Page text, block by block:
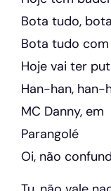
Bota tudo,
Bota tudo
Hoje vai ter
Han-han, han-
MC Danny, em
Parangolé
Oi, não